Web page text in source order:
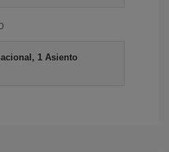
1 Asiento